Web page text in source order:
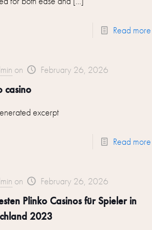
Read more
on February 26, 2026
casino
excerpt
Read more
on February 26, 2026
Plinko Casinos für Spieler in
2023